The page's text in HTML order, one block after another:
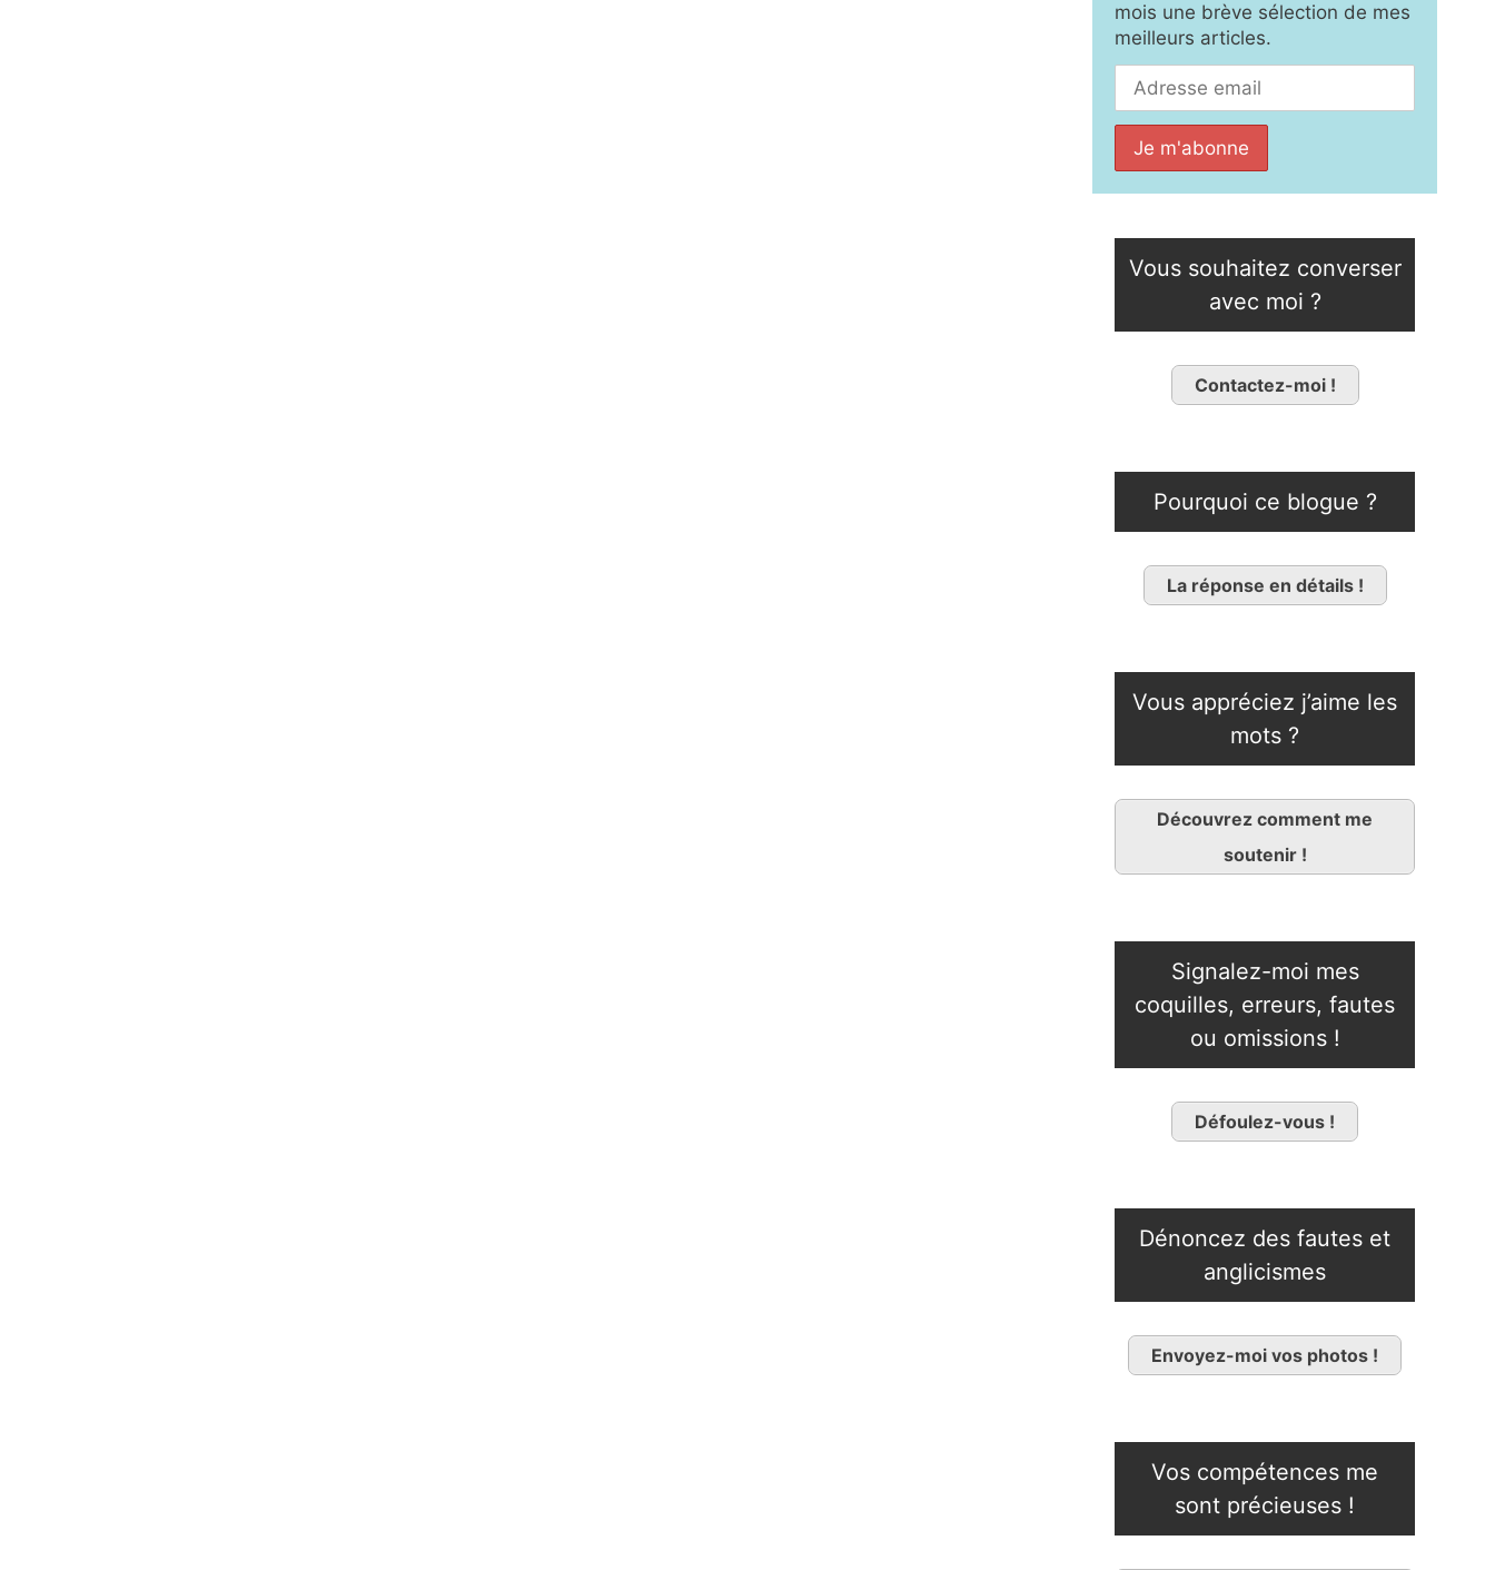
mois une brève sélection de mes
meilleurs articles.
Vous souhaitez converser
avec moi ?
Contactez-moi !
Pourquoi ce blogue ?
La réponse en détails !
Vous appréciez j’aime les
mots ?
Découvrez comment me
soutenir !
Signalez-moi mes
coquilles, erreurs, fautes
ou omissions !
Défoulez-vous !
Dénoncez des fautes et
anglicismes
Envoyez-moi vos photos !
Vos compétences me
sont précieuses !